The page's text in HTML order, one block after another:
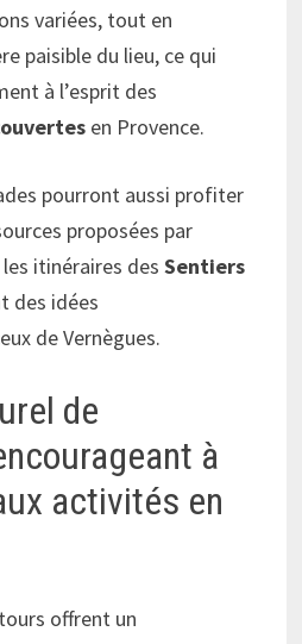
variées, tout en
paisible du lieu, ce qui
à l’esprit des
en Provence.
pourront aussi profiter
proposées par
les itinéraires desSentiers
des idées
de Vernègues.
de
à
activités en
offrent un